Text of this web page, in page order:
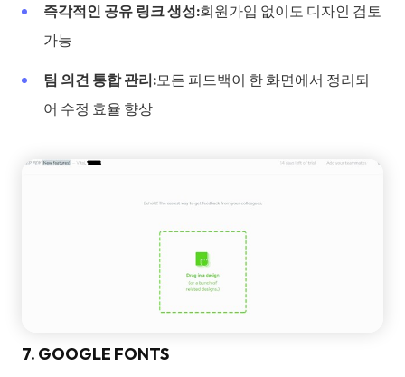
즉각적인 공유 링크 생성:회원가입 없이도 디자인 검토
가능
팀 의견 통합 관리:모든 피드백이 한 화면에서 정리되
어 수정 효율 향상
7. GOOGLE FONTS